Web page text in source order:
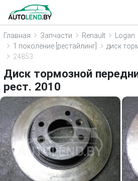
Главная Запчасти Renault
Logan
1 поколение [рестайлинг]
диск
24853
Диск тормозной
рест. 2010